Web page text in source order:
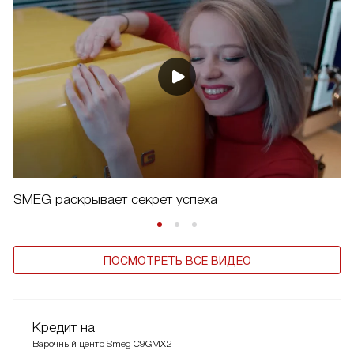
SMEG раскрывает секрет успеха
ПОСМОТРЕТЬ ВСЕ ВИДЕО
Кредит на
Варочный центр Smeg C9GMX2